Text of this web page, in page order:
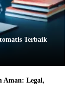
Terbaik
Aman: Legal,